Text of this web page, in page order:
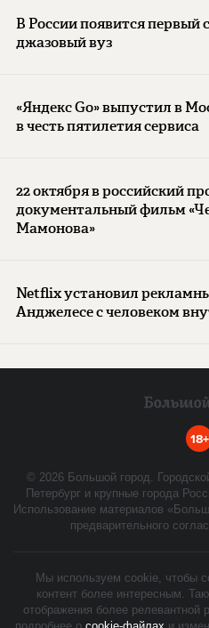
В России появится первый
джазовый вуз
«Яндекс Go» выпустил в
в честь пятилетия сервиса
22 октября в российский
документальный фильм
Мамонова»
Netflix установил
Анджелесе с человеком
18+
© 2026 Большой город.
Петербург и крупные города
Использование материалов
предварительного
Мы используем cookie, чтобы
контент более интересным.
отображения более